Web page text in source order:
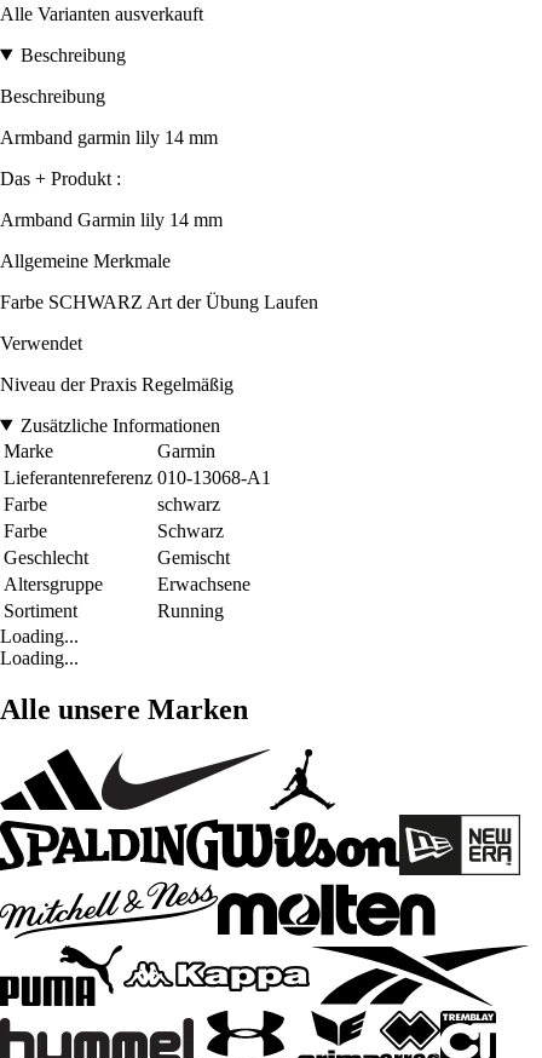
Alle Varianten ausverkauft
Beschreibung
Beschreibung
Armband garmin lily 14 mm
Das + Produkt :
Armband Garmin lily 14 mm
Allgemeine Merkmale
Farbe SCHWARZ Art der Übung Laufen
Verwendet
Niveau der Praxis Regelmäßig
Zusätzliche Informationen
Marke
Garmin
Lieferantenreferenz 010-13068-A1
Farbe
schwarz
Farbe
Schwarz
Geschlecht
Gemischt
Altersgruppe
Erwachsene
Sortiment
Running
Loading...
Loading...
Alle unsere Marken